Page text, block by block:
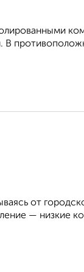
В
от
— низкие